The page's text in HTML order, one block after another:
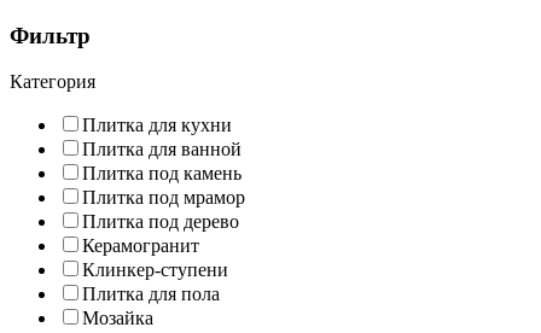
Фильтр
Категория
Плитка для кухни
Плитка для ванной
Плитка под камень
Плитка под мрамор
Плитка под дерево
Керамогранит
Клинкер-ступени
Плитка для пола
Мозайка